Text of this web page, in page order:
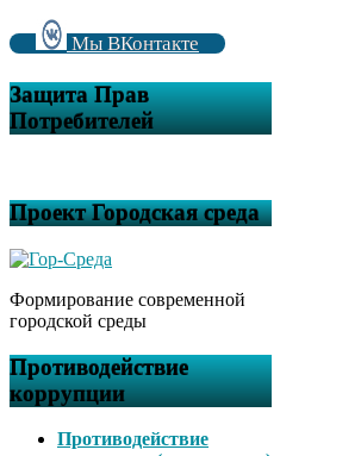
Мы ВКонтакте
Защита Прав
Потребителей
Проект Городская среда
Формирование современной
городской среды
Противодействие
коррупции
Противодействие